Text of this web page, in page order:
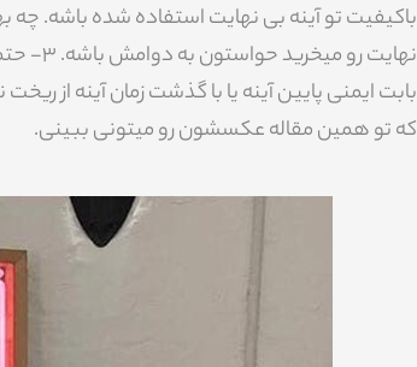
که تو همین مقاله عکسشون رو میتونی ببینی.